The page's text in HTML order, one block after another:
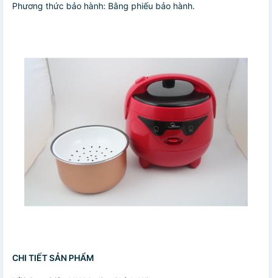
Phương thức bảo hành: Bằng phiếu bảo hành.
CHI TIẾT SẢN PHẨM